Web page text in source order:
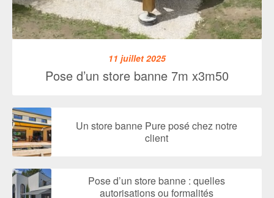
11 juillet 2025
Pose d’un store banne 7m x3m50
Un store banne Pure posé chez notre
client
Pose d’un store banne : quelles
autorisations ou formalités